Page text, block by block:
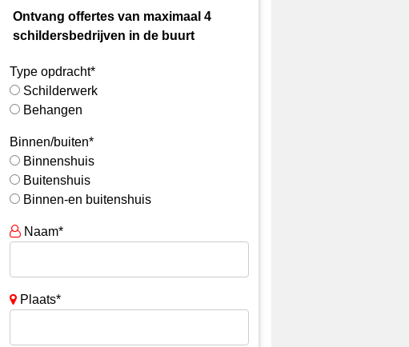
Ontvang offertes van maximaal 4
schildersbedrijven in de buurt
Type opdracht*
Schilderwerk
Behangen
Binnen/buiten*
Binnenshuis
Buitenshuis
Binnen-en buitenshuis
Naam*
Plaats*